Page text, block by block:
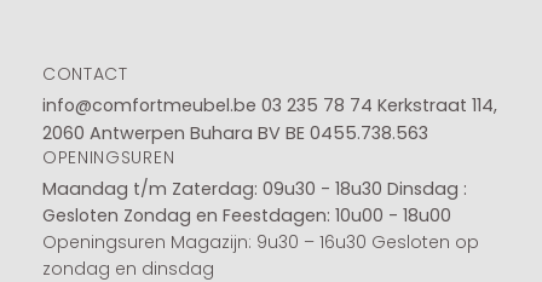
CONTACT
info@comfortmeubel.be 03 235 78 74 Kerkstraat 114,
2060 Antwerpen Buhara BV BE 0455.738.563
OPENINGSUREN
Maandag t/m Zaterdag: 09u30 - 18u30 Dinsdag :
Gesloten Zondag en Feestdagen: 10u00 - 18u00
Openingsuren Magazijn: 9u30 – 16u30 Gesloten op
zondag en dinsdag